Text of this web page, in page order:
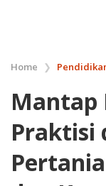
Home ❯
Mantap
Praktisi